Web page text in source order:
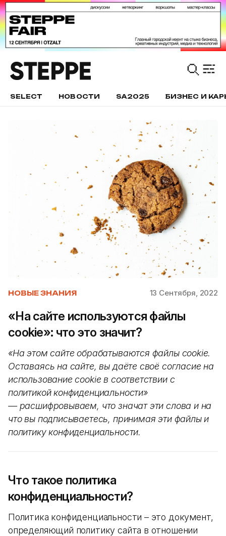
SELECT НОВОСТИ SA2025 БИЗНЕС И
НОВЫЕ ЗНАНИЯ 13 Сентября, 2022
«На сайте используются файлы
cookie»: что это значит?
«На этом сайте обрабатываются файлы cookie.
Оставаясь на сайте, вы даёте своё согласие на
использование cookie в соответствии с
политикой конфиденциальности»
— расшифровываем, что значат эти слова и на
что вы подписываетесь, принимая эти файлы и
политику конфиденциальности.
Что такое политика
конфиденциальности?
Политика конфиденциальности – это документ,
определяющий политику сайта в отношении